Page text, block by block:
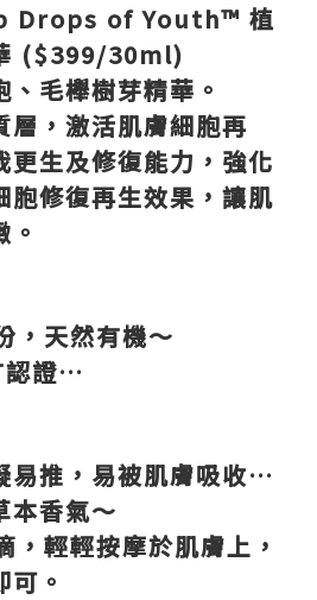
Drops of Youth™ 植
($399/30ml)
毛櫸樹芽精華。
層，激活肌膚細胞再
更生及修復能力，強化
胞修復再生效果，讓肌
，天然有機～
認證…
易推，易被肌膚吸收…
本香氣～
，輕輕按摩於肌膚上，
。